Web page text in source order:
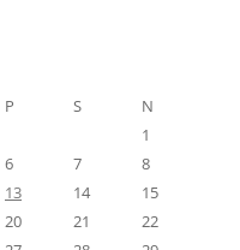
P S
N
1
6 7
8
13 14
15
20 21
22